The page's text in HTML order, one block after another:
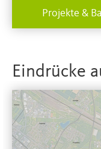
Projekte &
Eindrücke